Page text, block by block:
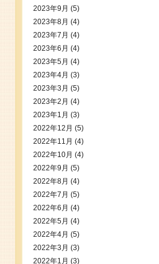
2023年9月 (5)
2023年8月 (4)
2023年7月 (4)
2023年6月 (4)
2023年5月 (4)
2023年4月 (3)
2023年3月 (5)
2023年2月 (4)
2023年1月 (3)
2022年12月 (5)
2022年11月 (4)
2022年10月 (4)
2022年9月 (5)
2022年8月 (4)
2022年7月 (5)
2022年6月 (4)
2022年5月 (4)
2022年4月 (5)
2022年3月 (3)
2022年1月 (3)